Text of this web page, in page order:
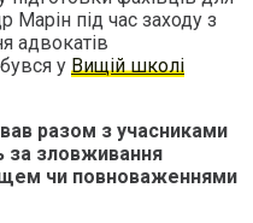
Марін під час заходу з
адвокатів
у Вищій школі
разом з учасниками
за зловживання
чи повноваженнями